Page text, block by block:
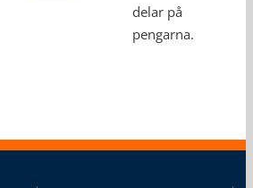
delar på
pengarna.